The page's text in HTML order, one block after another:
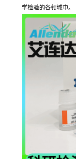
学检验的各领域中。